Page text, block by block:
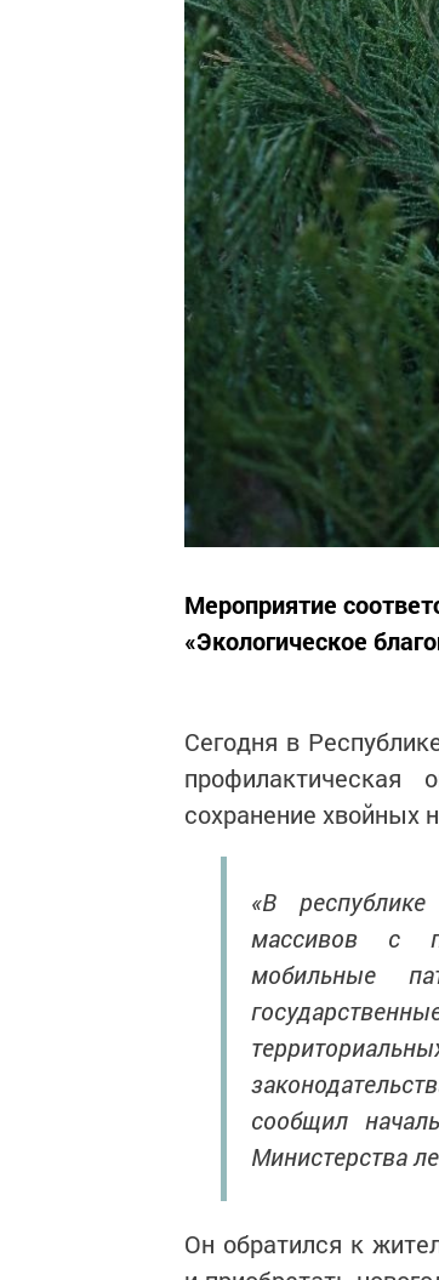
Мероприятие
«Экологическое
Сегодня в
профилактическая
сохранение хвойных
«В
массивов с
мобильные
сообщил
Министерства
Он обратился к